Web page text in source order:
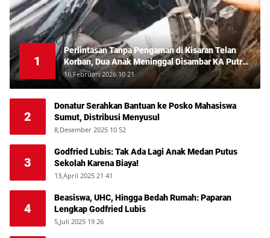
1
Perlintasan Tanpa Pengaman di Kisaran Telan
Korban, Dua Anak Meninggal Disambar KA Putri
Deli
16,Februari 2026 10 21
2
Donatur Serahkan Bantuan ke Posko Mahasiswa
Sumut, Distribusi Menyusul
8,Desember 2025 10 52
3
Godfried Lubis: Tak Ada Lagi Anak Medan Putus
Sekolah Karena Biaya!
13,April 2025 21 41
4
Beasiswa, UHC, Hingga Bedah Rumah: Paparan
Lengkap Godfried Lubis
5,Juli 2025 19 26